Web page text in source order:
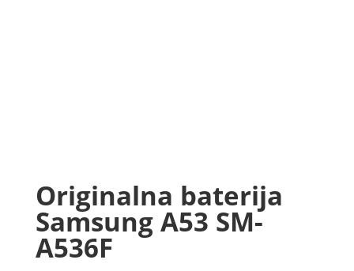
Originalna baterija
Samsung A53 SM-
A536F